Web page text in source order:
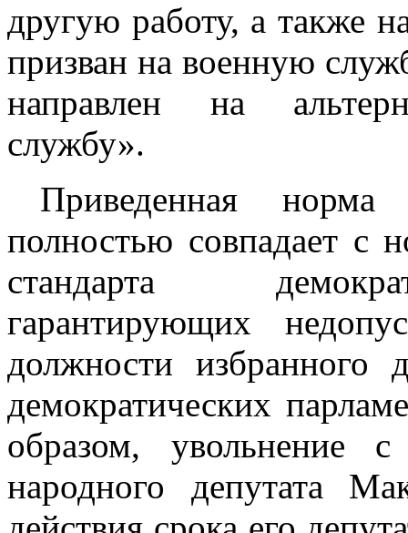
другую работу, а также
призван на военную
направлен на
службу».
Приведенная норма
полностью совпадает с
стандарта
гарантирующих
должности избранного
демократических
образом, увольнение
народного депутата